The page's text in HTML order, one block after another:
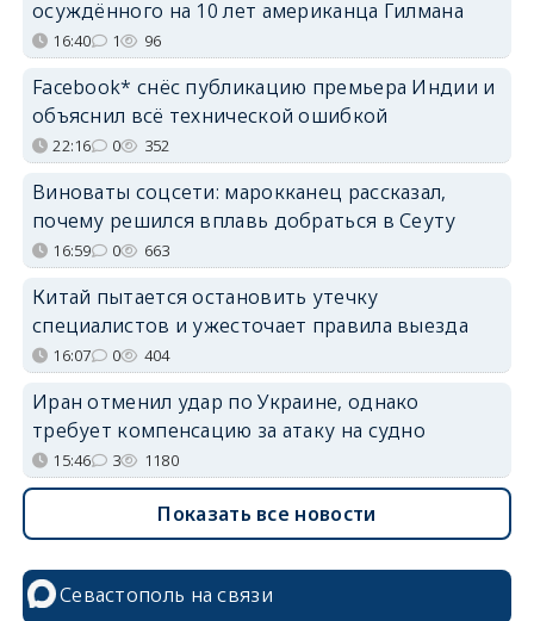
осуждённого на 10 лет американца Гилмана
16:40 1 96
Facebook* снёс публикацию премьера Индии и
объяснил всё технической ошибкой
22:16 0 352
Виноваты соцсети: марокканец рассказал,
почему решился вплавь добраться в Сеуту
16:59 0 663
Китай пытается остановить утечку
специалистов и ужесточает правила выезда
16:07 0 404
Иран отменил удар по Украине, однако
требует компенсацию за атаку на судно
15:46 3 1180
Показать все новости
Севастополь на связи